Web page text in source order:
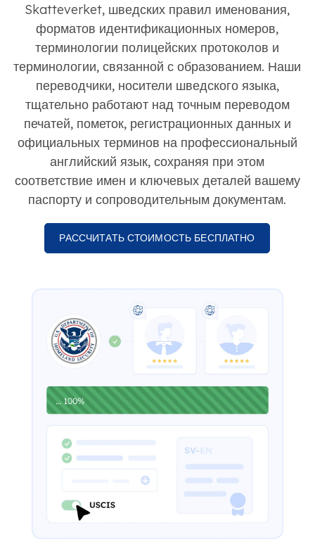
Skatteverket, шведских правил именования,
форматов идентификационных номеров,
терминологии полицейских протоколов и
терминологии, связанной с образованием. Наши
переводчики, носители шведского языка,
тщательно работают над точным переводом
печатей, пометок, регистрационных данных и
официальных терминов на профессиональный
английский язык, сохраняя при этом
соответствие имен и ключевых деталей вашему
паспорту и сопроводительным документам.
РАССЧИТАТЬ СТОИМОСТЬ БЕСПЛАТНО